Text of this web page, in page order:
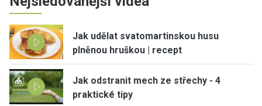
Jak udělat svatomartinskou husu
plněnou hruškou | recept
Jak odstranit mech ze střechy - 4
praktické tipy